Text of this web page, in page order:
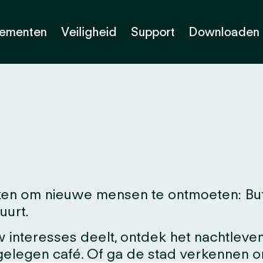
Veiligheid Support Downloaden
om nieuwe mensen te ontmoeten:
deelt, ontdek het
café. Of ga de stad verkennen